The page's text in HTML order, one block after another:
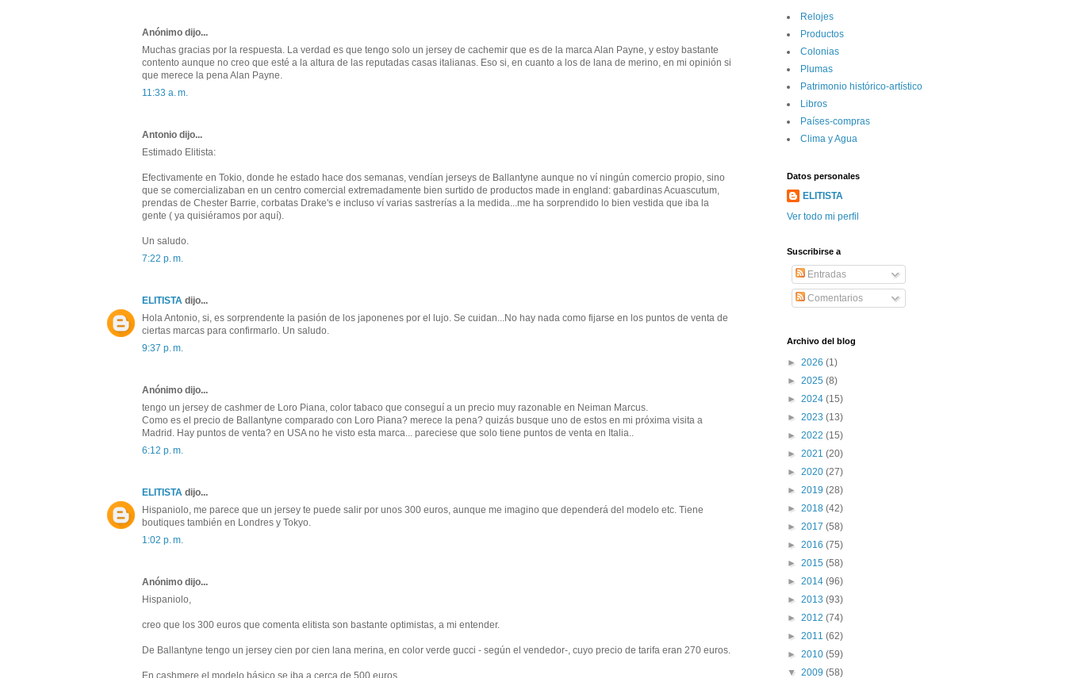
Anónimo dijo...
Muchas gracias por la respuesta. La verdad es que tengo solo un jersey de cachemir que es de la marca Alan Payne, y estoy bastante
contento aunque no creo que esté a la altura de las reputadas casas italianas. Eso si, en cuanto a los de lana de merino, en mi opinión si
que merece la pena Alan Payne.
11:33 a. m.
Antonio dijo...
Estimado Elitista:
Efectivamente en Tokio, donde he estado hace dos semanas, vendían jerseys de Ballantyne aunque no ví ningún comercio propio, sino
que se comercializaban en un centro comercial extremadamente bien surtido de productos made in england: gabardinas Acuascutum,
prendas de Chester Barrie, corbatas Drake's e incluso ví varias sastrerías a la medida...me ha sorprendido lo bien vestida que iba la
gente ( ya quisiéramos por aquí).
Un saludo.
7:22 p. m.
ELITISTA dijo...
Hola Antonio, si, es sorprendente la pasión de los japonenes por el lujo. Se cuidan...No hay nada como fijarse en los puntos de venta de
ciertas marcas para confirmarlo. Un saludo.
9:37 p. m.
Anónimo dijo...
tengo un jersey de cashmer de Loro Piana, color tabaco que conseguí a un precio muy razonable en Neiman Marcus.
Como es el precio de Ballantyne comparado con Loro Piana? merece la pena? quizás busque uno de estos en mi próxima visita a
Madrid. Hay puntos de venta? en USA no he visto esta marca... pareciese que solo tiene puntos de venta en Italia..
6:12 p. m.
ELITISTA dijo...
Hispaniolo, me parece que un jersey te puede salir por unos 300 euros, aunque me imagino que dependerá del modelo etc. Tiene
boutiques también en Londres y Tokyo.
1:02 p. m.
Anónimo dijo...
Hispaniolo,
creo que los 300 euros que comenta elitista son bastante optimistas, a mi entender.
De Ballantyne tengo un jersey cien por cien lana merina, en color verde gucci - según el vendedor-, cuyo precio de tarifa eran 270 euros.
En cashmere el modelo básico se iba a cerca de 500 euros.
Relojes
Productos
Colonias
Plumas
Patrimonio histórico-artí­stico
Libros
Paí­ses-compras
Clima y Agua
Datos personales
ELITISTA
Ver todo mi perfil
Suscribirse a
Entradas
Comentarios
Archivo del blog
► 2026 (1)
► 2025 (8)
► 2024 (15)
► 2023 (13)
► 2022 (15)
► 2021 (20)
► 2020 (27)
► 2019 (28)
► 2018 (42)
► 2017 (58)
► 2016 (75)
► 2015 (58)
► 2014 (96)
► 2013 (93)
► 2012 (74)
► 2011 (62)
► 2010 (59)
▼ 2009 (58)